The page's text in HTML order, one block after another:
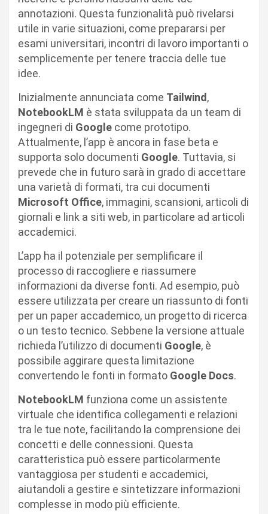
annotazioni. Questa funzionalità può rivelarsi
utile in varie situazioni, come prepararsi per
esami universitari, incontri di lavoro importanti o
semplicemente per tenere traccia delle tue
idee.
Inizialmente annunciata come Tailwind,
NotebookLM è stata sviluppata da un team di
ingegneri di Google come prototipo.
Attualmente, l’app è ancora in fase beta e
supporta solo documenti Google. Tuttavia, si
prevede che in futuro sarà in grado di accettare
una varietà di formati, tra cui documenti
Microsoft Office, immagini, scansioni, articoli di
giornali e link a siti web, in particolare ad articoli
accademici.
L’app ha il potenziale per semplificare il
processo di raccogliere e riassumere
informazioni da diverse fonti. Ad esempio, può
essere utilizzata per creare un riassunto di fonti
per un paper accademico, un progetto di ricerca
o un testo tecnico. Sebbene la versione attuale
richieda l’utilizzo di documenti Google, è
possibile aggirare questa limitazione
convertendo le fonti in formato Google Docs.
NotebookLM funziona come un assistente
virtuale che identifica collegamenti e relazioni
tra le tue note, facilitando la comprensione dei
concetti e delle connessioni. Questa
caratteristica può essere particolarmente
vantaggiosa per studenti e accademici,
aiutandoli a gestire e sintetizzare informazioni
complesse in modo più efficiente.